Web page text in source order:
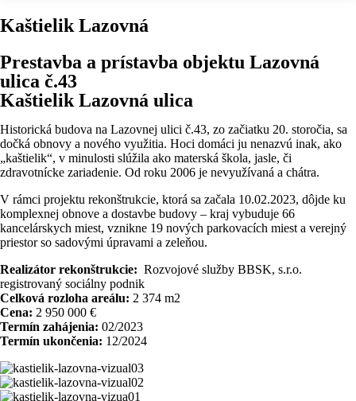
Kaštielik Lazovná
Prestavba a prístavba objektu Lazovná
ulica č.43
Kaštielik Lazovná ulica
Historická budova na Lazovnej ulici č.43, zo začiatku 20. storočia, sa
dočká obnovy a nového využitia. Hoci domáci ju nenazvú inak, ako
„kaštielik“, v minulosti slúžila ako materská škola, jasle, či
zdravotnícke zariadenie. Od roku 2006 je nevyužívaná a chátra.
V rámci projektu rekonštrukcie, ktorá sa začala 10.02.2023, dôjde ku
komplexnej obnove a dostavbe budovy – kraj vybuduje 66
kancelárskych miest, vznikne 19 nových parkovacích miest a verejný
priestor so sadovými úpravami a zeleňou.
Realizátor rekonštrukcie: Rozvojové služby BBSK, s.r.o.
registrovaný sociálny podnik
Celková rozloha areálu: 2 374 m2
Cena: 2 950 000 €
Termín zahájenia: 02/2023
Termín ukončenia: 12/2024